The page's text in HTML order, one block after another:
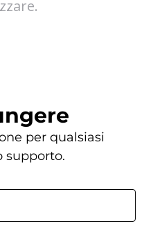
per qualsiasi
supporto.